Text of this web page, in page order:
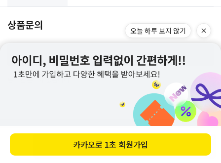
바로 구매하기
상품문의
상품 Q&A 작성
등록된 문의가 없습니다.
로그인
오늘 하루 보지 않기
카카오로 1초 회원가입